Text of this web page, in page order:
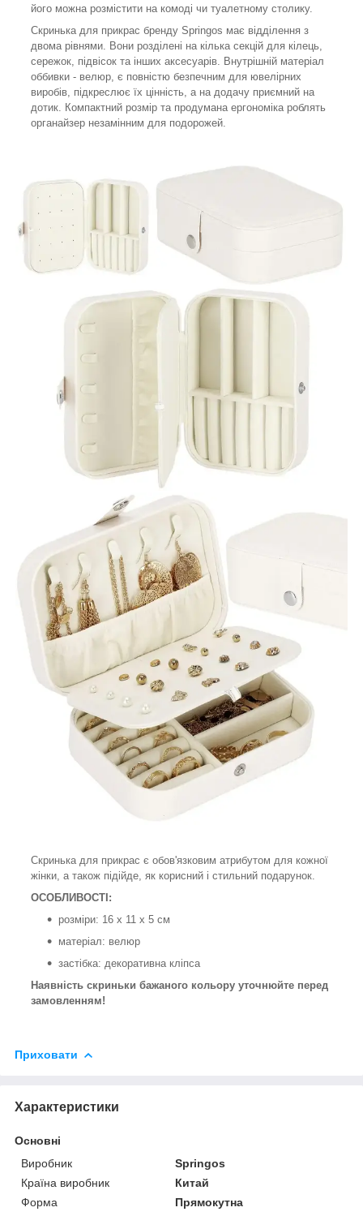
його можна розмістити на комоді чи туалетному столику.
Скринька для прикрас бренду Springos має відділення з
двома рівнями. Вони розділені на кілька секцій для кілець,
сережок, підвісок та інших аксесуарів. Внутрішній матеріал
оббивки - велюр , є повністю безпечним для ювелірних
виробів, підкреслює їх цінність, а на додачу приємний на
дотик. Компактний розмір та продумана ергономіка роблять
органайзер незамінним для подорожей.
Скринька для прикрас є обов'язковим атрибутом для кожної
жінки, а також підійде, як корисний і стильний подарунок.
ОСОБЛИВОСТІ:
розміри: 16 x 11 x 5 см
матеріал: велюр
застібка: декоративна кліпса
Наявність скриньки бажаного кольору уточнюйте перед
замовленням!
Приховати
Характеристики
Основні
Виробник
Springos
Країна виробник
Китай
Форма
Прямокутна